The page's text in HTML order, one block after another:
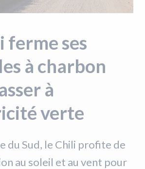
ferme ses
à charbon
à
verte
du Sud, le Chili profite de
au soleil et au vent pour